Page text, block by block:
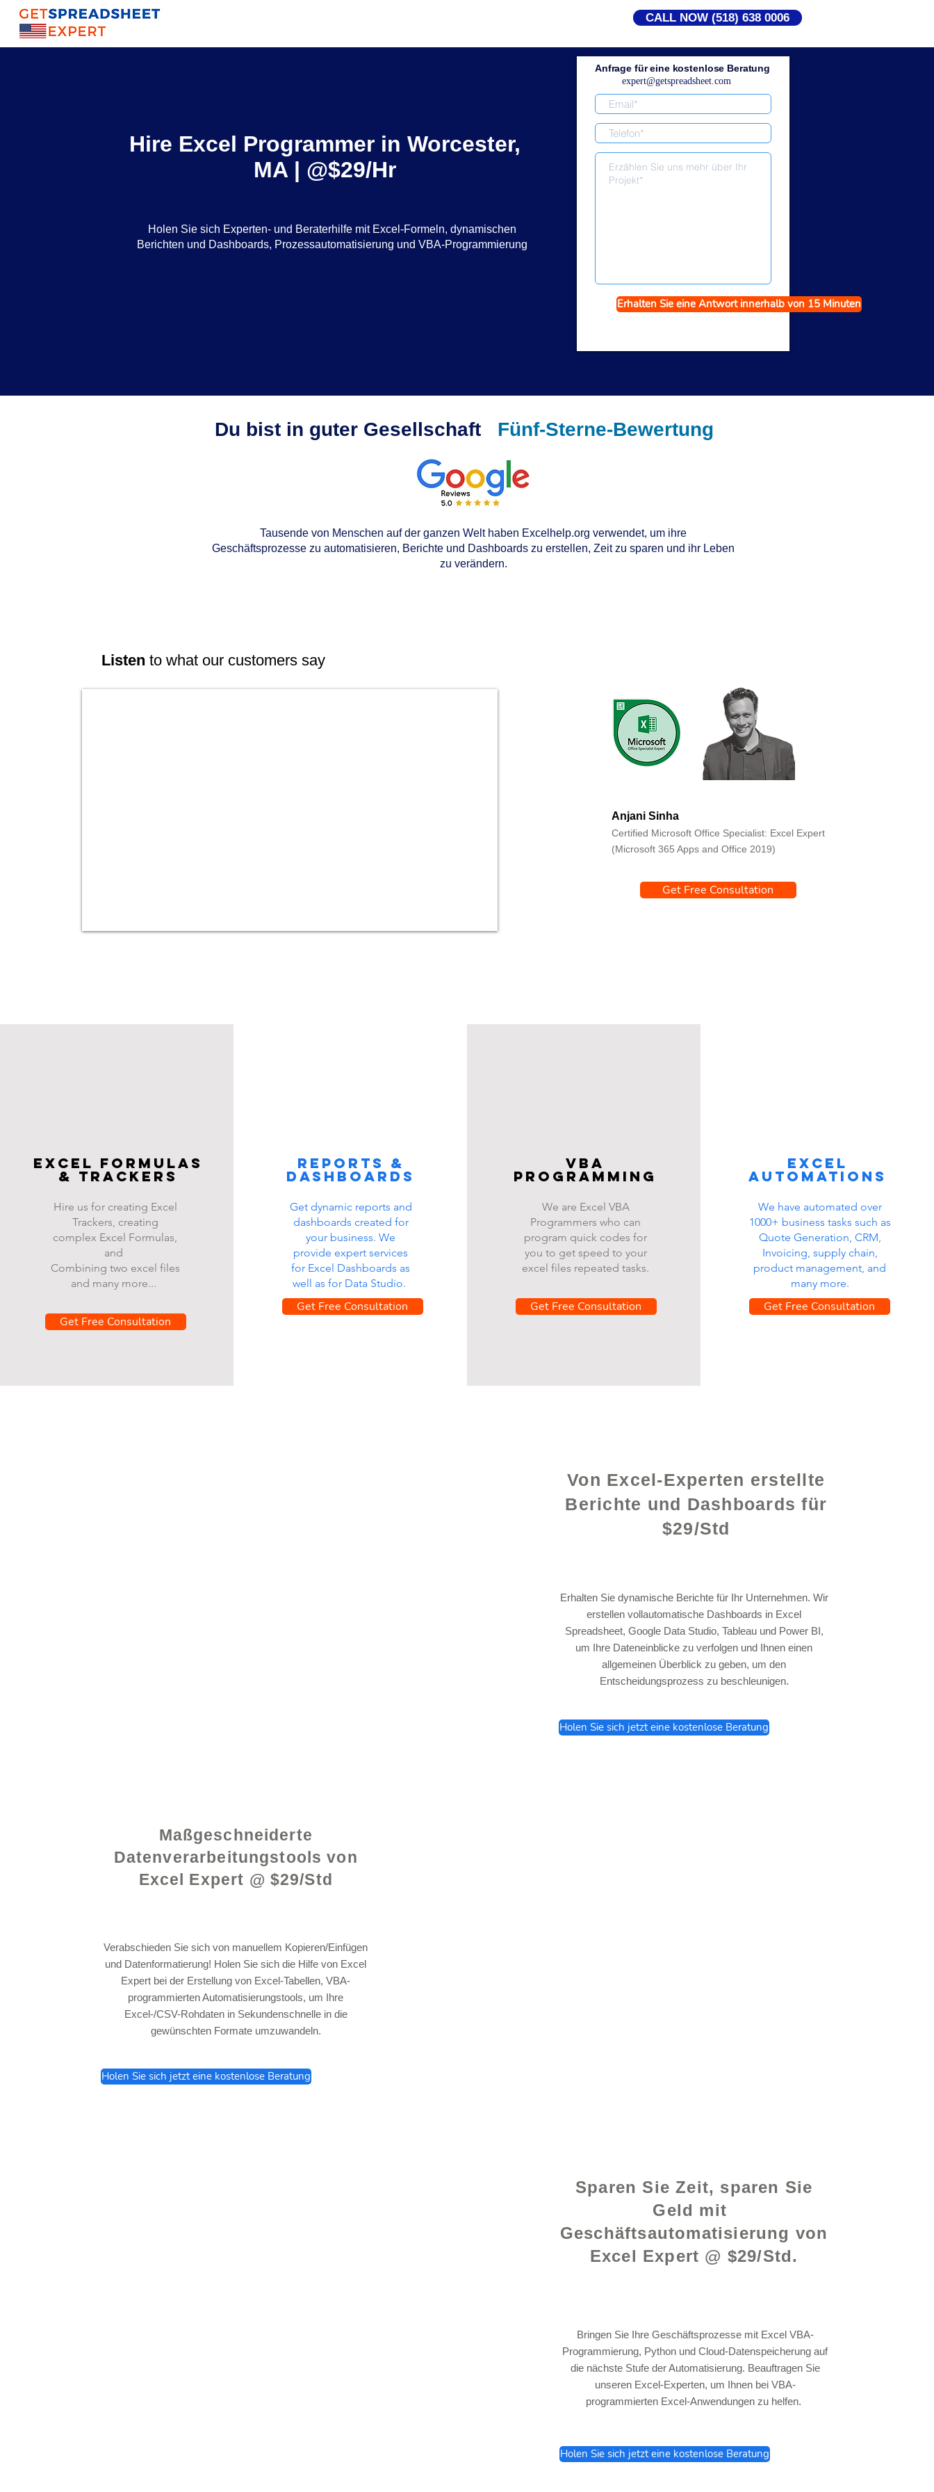
CALL NOW (518) 638 0006
Hire Excel Programmer in Worcester,
MA | @$29/Hr
Holen Sie sich Experten- und Beraterhilfe mit Excel-Formeln, dynamischen
Berichten und Dashboards, Prozessautomatisierung und VBA-Programmierung
Anfrage für eine kostenlose Beratung
expert@getspreadsheet.com
Erhalten Sie eine Antwort innerhalb von 15 Minuten
Du bist in guter Gesellschaft Fünf-Sterne-Bewertung
Tausende von Menschen auf der ganzen Welt haben Excelhelp.org verwendet, um ihre
Geschäftsprozesse zu automatisieren, Berichte und Dashboards zu erstellen, Zeit zu sparen und ihr Leben
zu verändern.
Listen to what our customers say
Anjani Sinha
Certified Microsoft Office Specialist: Excel Expert
(Microsoft 365 Apps and Office 2019)
Get Free Consultation
Excel FOrmulas
& Trackers
Hire us for creating Excel
Trackers, creating
complex Excel Formulas,
and
Combining two excel files
and many more...
Get Free Consultation
Reports &
dashboards
Get dynamic reports and
dashboards created for
your business. We
provide expert services
for Excel Dashboards as
well as for Data Studio.
Get Free Consultation
VBA
programming
We are Excel VBA
Programmers who can
program quick codes for
you to get speed to your
excel files repeated tasks.
Get Free Consultation
Excel
automations
We have automated over
1000+ business tasks such as
Quote Generation, CRM,
Invoicing, supply chain,
product management, and
many more.
Get Free Consultation
Von Excel-Experten erstellte
Berichte und Dashboards für
$29/Std
Erhalten Sie dynamische Berichte für Ihr Unternehmen. Wir
erstellen vollautomatische Dashboards in Excel
Spreadsheet, Google Data Studio, Tableau und Power BI,
um Ihre Dateneinblicke zu verfolgen und Ihnen einen
allgemeinen Überblick zu geben, um den
Entscheidungsprozess zu beschleunigen.
Holen Sie sich jetzt eine kostenlose Beratung
Maßgeschneiderte
Datenverarbeitungstools von
Excel Expert @ $29/Std
Verabschieden Sie sich von manuellem Kopieren/Einfügen
und Datenformatierung! Holen Sie sich die Hilfe von Excel
Expert bei der Erstellung von Excel-Tabellen, VBA-
programmierten Automatisierungstools, um Ihre
Excel-/CSV-Rohdaten in Sekundenschnelle in die
gewünschten Formate umzuwandeln.
Holen Sie sich jetzt eine kostenlose Beratung
Sparen Sie Zeit, sparen Sie
Geld mit
Geschäftsautomatisierung von
Excel Expert @ $29/Std.
Bringen Sie Ihre Geschäftsprozesse mit Excel VBA-
Programmierung, Python und Cloud-Datenspeicherung auf
die nächste Stufe der Automatisierung. Beauftragen Sie
unseren Excel-Experten, um Ihnen bei VBA-
programmierten Excel-Anwendungen zu helfen.
Holen Sie sich jetzt eine kostenlose Beratung